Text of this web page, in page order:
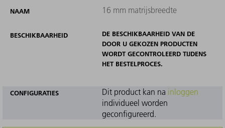
NAAM 16 mm matrijsbreedte
BESCHIKBAARHEID
DE BESCHIKBAARHEID VAN DE
DOOR U GEKOZEN PRODUCTEN
WORDT GECONTROLEERD TIJDENS
HET BESTELPROCES.
CONFIGURATIES Dit product kan na inloggen
individueel worden
geconfigureerd.